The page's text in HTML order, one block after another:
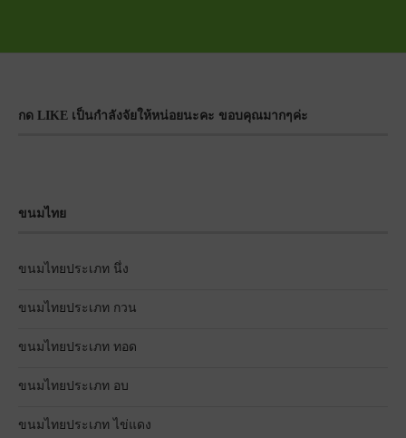
กด LIKE เป็นกำลังจัยให้หน่อยนะคะ ขอบคุณมากๆค่ะ
ขนมไทย
ขนมไทยประเภท นึ่ง
ขนมไทยประเภท กวน
ขนมไทยประเภท ทอด
ขนมไทยประเภท อบ
ขนมไทยประเภท ไข่แดง